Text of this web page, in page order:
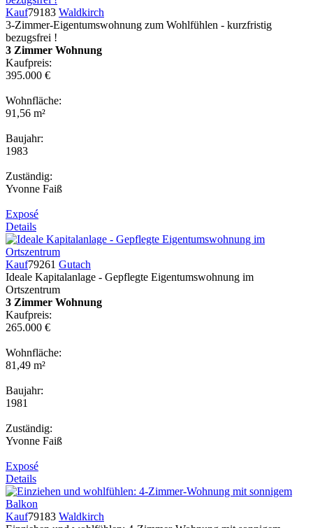
Kauf79183 Waldkirch
3-Zimmer-Eigentumswohnung zum Wohlfühlen - kurzfristig
bezugsfrei !
3 Zimmer Wohnung
Kaufpreis:
395.000 €
Wohnfläche:
91,56 m²
Baujahr:
1983
Zuständig:
Yvonne Faiß
Exposé
Details
Kauf79261 Gutach
Ideale Kapitalanlage - Gepflegte Eigentumswohnung im
Ortszentrum
3 Zimmer Wohnung
Kaufpreis:
265.000 €
Wohnfläche:
81,49 m²
Baujahr:
1981
Zuständig:
Yvonne Faiß
Exposé
Details
Kauf79183 Waldkirch